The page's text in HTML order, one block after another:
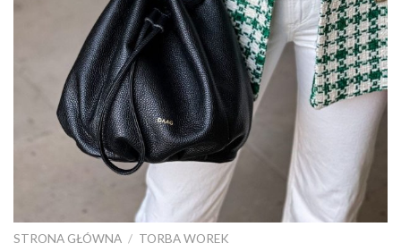
STRONA GŁÓWNA / TORBA WOREK